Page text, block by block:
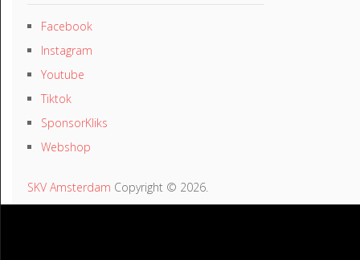
Facebook
Instagram
Youtube
Tiktok
SponsorKliks
Webshop
SKV Amsterdam Copyright © 2026.